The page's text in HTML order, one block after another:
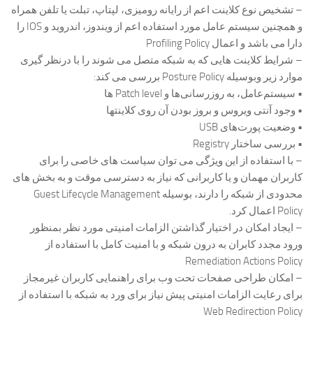
– تشخیص نوع کلاینت اعم از رایانه رومیزی، لپتاپ، تبلت یا تلفن همراه
و همچنین سیستم عامل مورد استفاده اعم از ویندوز، اندروید و IOS را
دارا می باشد و اعمال Profiling Policy
– شرایط کلاینت هایی که به شبکه متصل می شوند را با درنظر گیری
موارد زیر وبوسیله Posture Policy بررسی می کند:
• سیستم‌عامل، به روزرسانی‌ها و Patch level ها
• وجود آنتی ویروس و بروز بودن آن روی کلاینتها
• وضعیت پورت‌های USB
• بررسی ساختار Registry
– با استفاده از این ویژگی می توان سیاست های خاصی را برای
کاربران مهمان و یا کاربرانی که نیاز به دسترسی موقت و به بخش های
محدودی از شبکه را دارند، بوسیله Guest Lifecycle Management
Policy اعمال کرد.
– ایجاد امکان در اختیار گذاشتن الزامات امنیتی مورد نظر بمنظور
ورود مجدد کابران به درون شبکه و با امنیت کامل با استفاده از
Remediation Actions Policy
– امکان طراحی صفحات تحت وب برای راهنمایی کاربران غیرمجاز
برای رعایت الزامات امنیتی پیش نیاز برای ورد به شبکه با استفاده از
Web Redirection Policy